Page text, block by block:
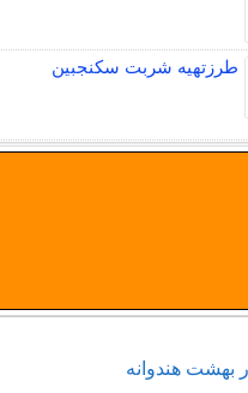
طرزتهیه شربت سکنجبین
بهشت هندوانه